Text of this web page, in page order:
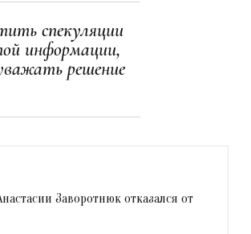
спекуляции
информации,
решение
Заворотнюк отказался от